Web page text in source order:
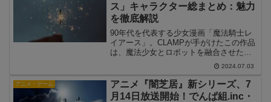
ス」キャラクター総まとめ：魅力
を徹底解説
90年代を代表する少女漫画「魔法騎士レ
イアース」。CLAMPが手がけたこの作品
は、魔法少女とロボットを融合させた斬
新な設定で多くのファンを魅了しまし
た。今回は、この名作に登場する魅力的
なキャラクターたちを総まとめし、その
魅力を徹底解説します...
2024.07.03
アニメ・ゲーム
アニメ『闇芝居』新シリーズ、7
月14日放送開始！でんぱ組.inc・